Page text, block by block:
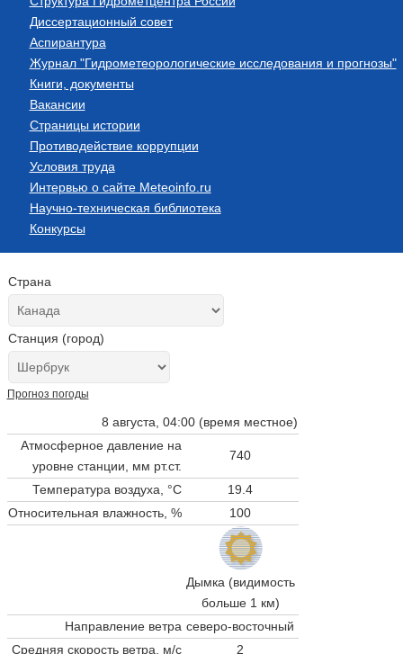
Диссертационный совет
Аспирантура
Журнал "Гидрометеорологические исследования и прогнозы"
Книги, документы
Вакансии
Страницы истории
Противодействие коррупции
Условия труда
Интервью о сайте Meteoinfo.ru
Научно-техническая библиотека
Конкурсы
Страна
Станция (город)
Прогноз погоды
8 августа, 04:00 (время местное)
Атмосферное давление на
уровне станции, мм рт.ст.
740
Температура воздуха, °C
19.4
Относительная влажность, %
100
Дымка (видимость
больше 1 км)
Направление ветра северо-восточный
Средняя скорость ветра, м/с
2